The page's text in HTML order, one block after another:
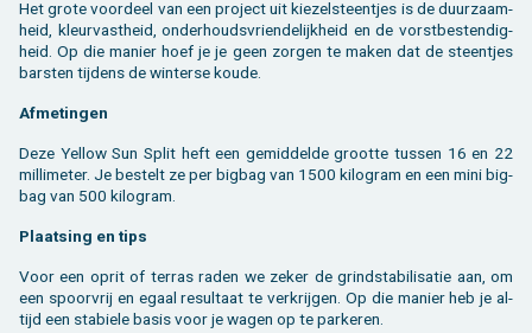
Het grote voor­deel van een pro­ject uit kie­zel­steen­tjes is de duur­zaam­
heid, kleur­vast­heid, on­der­houds­vrien­de­lijk­heid en de vorst­be­sten­dig­
heid. Op die ma­nier hoef je je geen zor­gen te maken dat de steen­tjes
bar­sten tij­dens de win­ter­se koude.
Af­me­tin­gen
Deze Yel­low Sun Split heft een ge­mid­del­de groot­te tus­sen 16 en 22
mil­li­me­ter. Je be­stelt ze per big­bag van 1500 ki­lo­gram en een mini big­
bag van 500 ki­lo­gram.
Plaat­sing en tips
Voor een oprit of ter­ras raden we zeker de grindsta­bi­li­sa­tie aan, om
een spoor­vrij en egaal re­sul­taat te ver­krij­gen. Op die ma­nier heb je al­
tijd een sta­bie­le basis voor je wagen op te par­ke­ren.